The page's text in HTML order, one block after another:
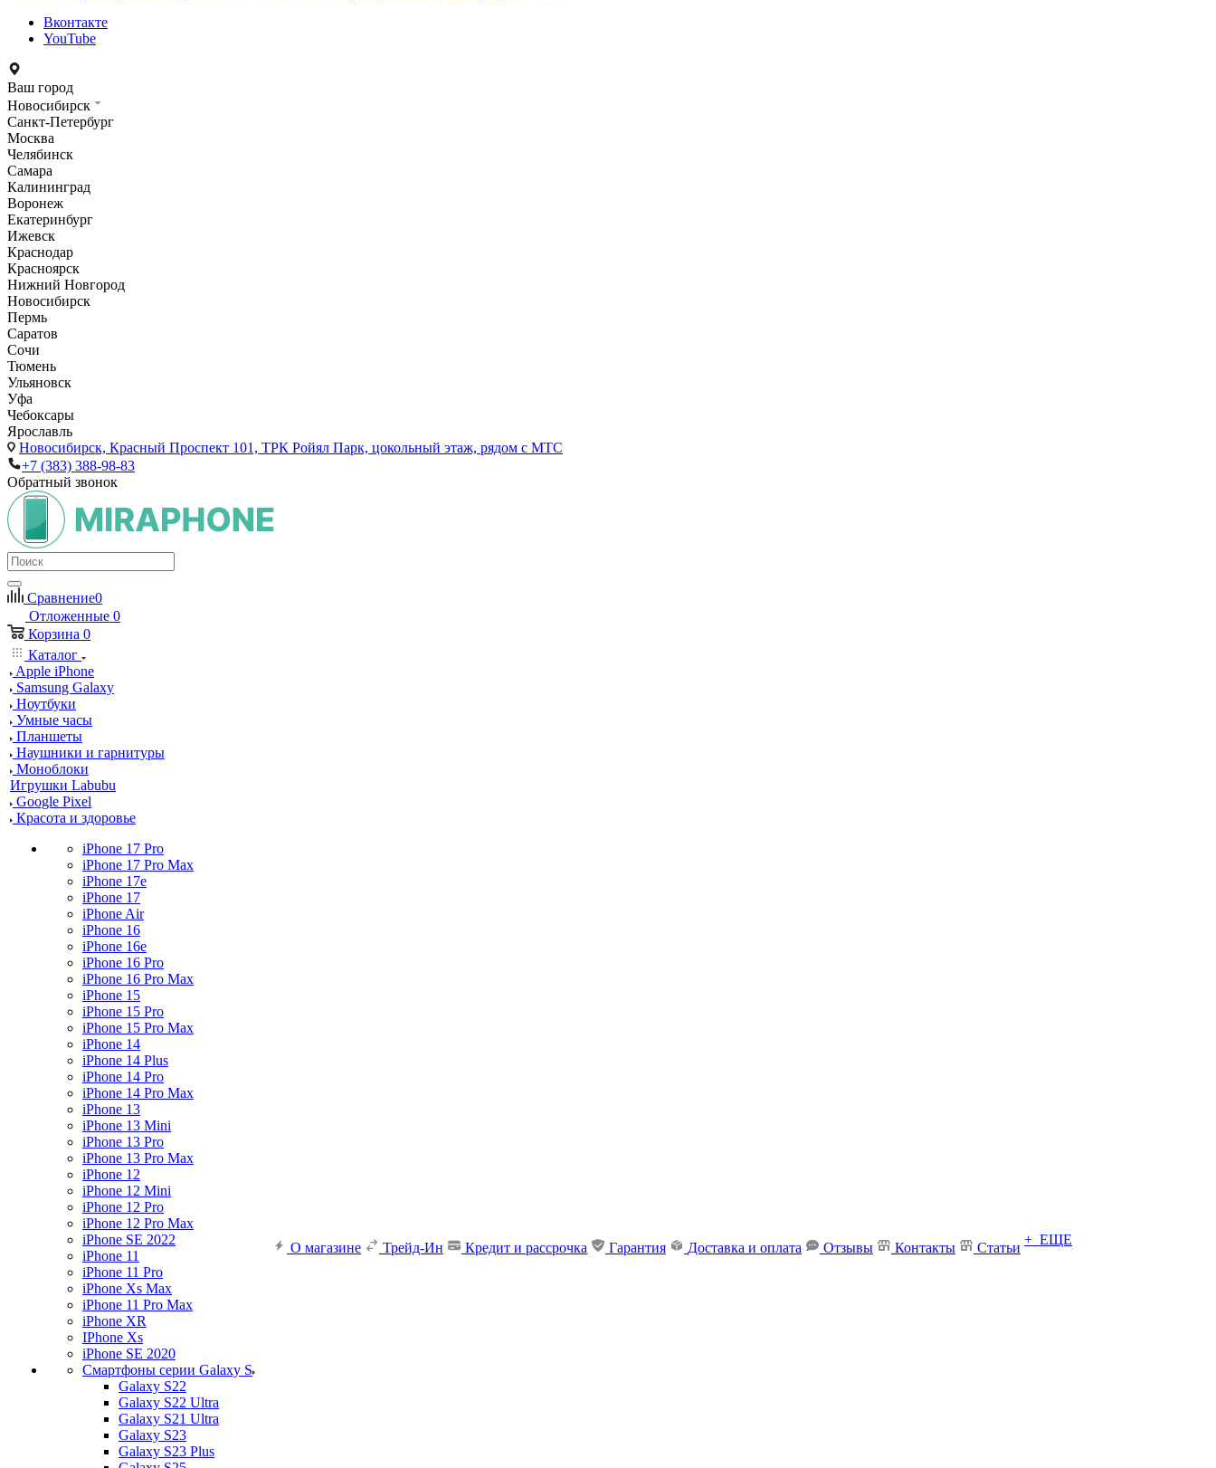
Вконтакте
YouTube
Ваш город
Новосибирск
Санкт-Петербург
Москва
Челябинск
Самара
Калининград
Воронеж
Екатеринбург
Ижевск
Краснодар
Красноярск
Нижний Новгород
Новосибирск
Пермь
Саратов
Сочи
Тюмень
Ульяновск
Уфа
Чебоксары
Ярославль
Новосибирск, Красный Проспект 101, ТРК Ройял Парк, цокольный этаж, рядом с МТС
+7 (383) 388-98-83
Обратный звонок
Сравнение0
Отложенные 0
Корзина 0
Каталог
Apple iPhone
Samsung Galaxy
Ноутбуки
Умные часы
Планшеты
Наушники и гарнитуры
Моноблоки
Игрушки Labubu
Google Pixel
Красота и здоровье
iPhone 17 Pro
iPhone 17 Pro Max
iPhone 17e
iPhone 17
iPhone Air
iPhone 16
iPhone 16e
iPhone 16 Pro
iPhone 16 Pro Max
iPhone 15
iPhone 15 Pro
iPhone 15 Pro Max
iPhone 14
iPhone 14 Plus
iPhone 14 Pro
iPhone 14 Pro Max
iPhone 13
iPhone 13 Mini
iPhone 13 Pro
iPhone 13 Pro Max
iPhone 12
iPhone 12 Mini
iPhone 12 Pro
iPhone 12 Pro Max
iPhone SE 2022
iPhone 11
iPhone 11 Pro
iPhone Xs Max
iPhone 11 Pro Max
iPhone XR
IPhone Xs
iPhone SE 2020
Смартфоны серии Galaxy S
Galaxy S22
Galaxy S22 Ultra
Galaxy S21 Ultra
Galaxy S23
Galaxy S23 Plus
О магазине Трейд-Ин Кредит и рассрочка Гарантия Доставка и оплата Отзывы Контакты Статьи
+ ЕЩЕ